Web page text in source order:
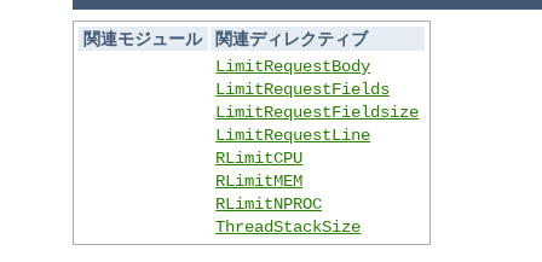
関連モジュール
関連ディレクティブ
LimitRequestBody
LimitRequestFields
LimitRequestFieldsize
LimitRequestLine
RLimitCPU
RLimitMEM
RLimitNPROC
ThreadStackSize